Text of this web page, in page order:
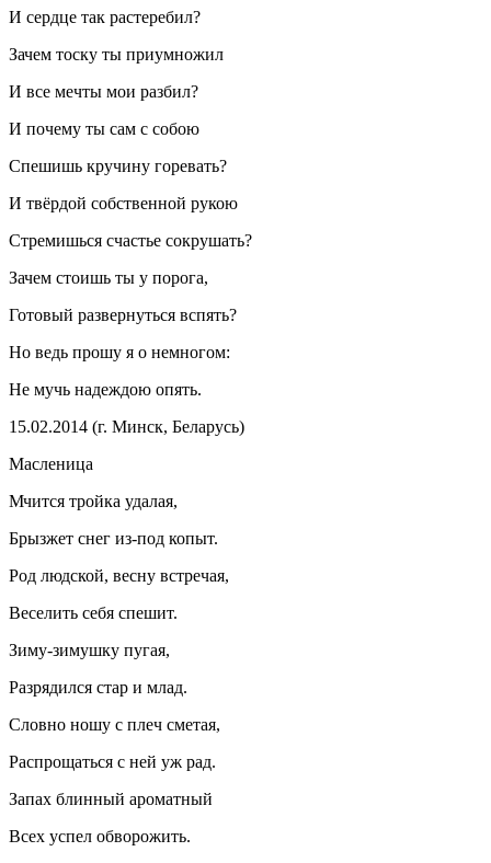
И сердце так растеребил?
Зачем тоску ты приумножил
И все мечты мои разбил?
И почему ты сам с собою
Спешишь кручину горевать?
И твёрдой собственной рукою
Стремишься счастье сокрушать?
Зачем стоишь ты у порога,
Готовый развернуться вспять?
Но ведь прошу я о немногом:
Не мучь надеждою опять.
15.02.2014 (г. Минск, Беларусь)
Масленица
Мчится тройка удалая,
Брызжет снег из-под копыт.
Род людской, весну встречая,
Веселить себя спешит.
Зиму-зимушку пугая,
Разрядился стар и млад.
Словно ношу с плеч сметая,
Распрощаться с ней уж рад.
Запах блинный ароматный
Всех успел обворожить.